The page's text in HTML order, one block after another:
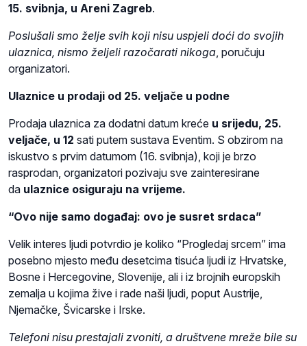
15. svibnja, u Areni Zagreb.
Poslušali smo želje svih koji nisu uspjeli doći do svojih
ulaznica, nismo željeli razočarati nikoga, poručuju
organizatori.
Ulaznice u prodaji od 25. veljače u podne
Prodaja ulaznica za dodatni datum kreće u srijedu, 25.
veljače, u 12 sati putem sustava Eventim. S obzirom na
iskustvo s prvim datumom (16. svibnja), koji je brzo
rasprodan, organizatori pozivaju sve zainteresirane
da ulaznice osiguraju na vrijeme.
“Ovo nije samo događaj: ovo je susret srdaca”
Velik interes ljudi potvrdio je koliko “Progledaj srcem” ima
posebno mjesto među desetcima tisuća ljudi iz Hrvatske,
Bosne i Hercegovine, Slovenije, ali i iz brojnih europskih
zemalja u kojima žive i rade naši ljudi, poput Austrije,
Njemačke, Švicarske i Irske.
Telefoni nisu prestajali zvoniti, a društvene mreže bile su